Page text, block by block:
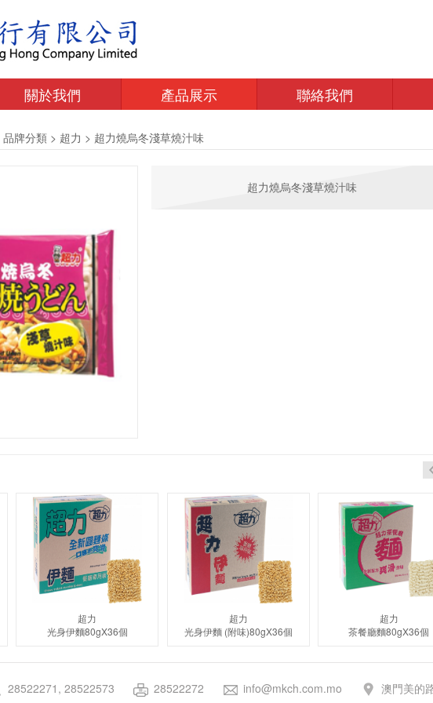
關於我們 產品展示 聯絡我們
品牌分類 > 超力 > 超力燒烏冬淺草燒汁味
超力燒烏冬淺草燒汁味
超力
光身伊麵80gX36個
超力
光身伊麵 (附味)80gX36個
超力
茶餐廳麵80gX36個
28522271, 28522573 28522272 info@mkch.com.mo 澳門美的